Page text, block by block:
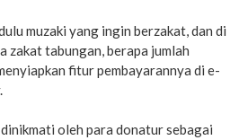
muzaki yang ingin berzakat, dan di
zakat tabungan, berapa jumlah
fitur pembayarannya di e-
oleh para donatur sebagai